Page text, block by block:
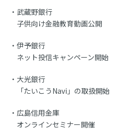
武蔵野銀行
子供向け金融教育動画公開
伊予銀行
ネット投信キャンペーン開始
大光銀行
「たいこうNavi」の取扱開始
広島信用金庫
オンラインセミナー開催